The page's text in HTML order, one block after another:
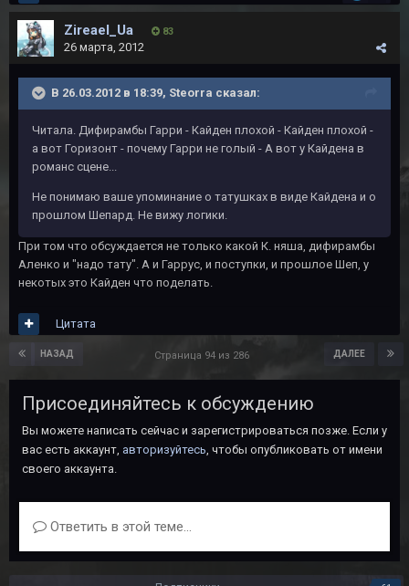
Zireael_Ua 83
26 марта, 2012
В 26.03.2012 в 18:39, Steorra сказал:
Читала. Дифирамбы Гарри - Кайден плохой - Кайден плохой -
а вот Горизонт - почему Гарри не голый - А вот у Кайдена в
романс сцене...
Не понимаю ваше упоминание о татушках в виде Кайдена и о
прошлом Шепард. Не вижу логики.
При том что обсуждается не только какой К. няша, дифирамбы
Аленко и "надо тату". А и Гаррус, и поступки, и прошлое Шеп, у
некотых это Кайден что поделать.
Цитата
НАЗАД ДАЛЕЕ
Страница 94 из 286
Присоединяйтесь к обсуждению
Вы можете написать сейчас и зарегистрироваться позже. Если у
вас есть аккаунт, авторизуйтесь, чтобы опубликовать от имени
своего аккаунта.
Ответить в этой теме...